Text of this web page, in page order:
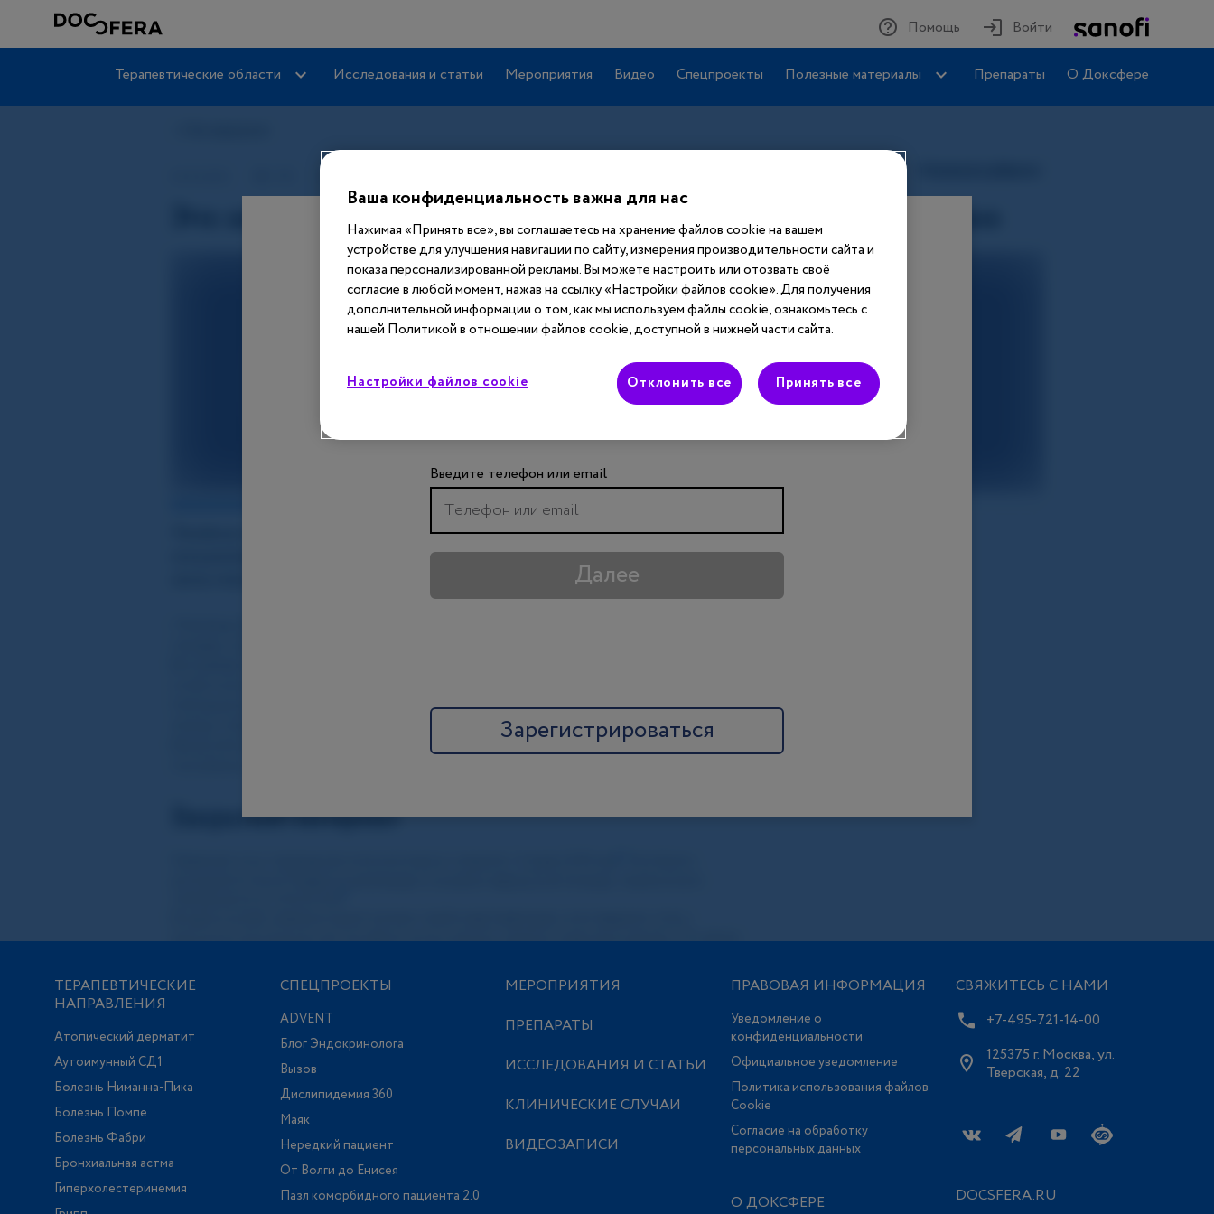
Помощь Войти
Терапевтические области Исследования и статьи Мероприятия Видео Спецпроекты Полезные материалы Препараты О Доксфере
Вход
Этот материал доступен только после
авторизации. Войдите или зарегистрируйтесь,
чтобы получить доступ ко всем материалам
сайта
Введите телефон или email
Далее
Зарегистрироваться
ТЕРАПЕВТИЧЕСКИЕ
НАПРАВЛЕНИЯ
Атопический дерматит
Аутоимунный СД1
Болезнь Ниманна-Пика
Болезнь Помпе
Болезнь Фабри
Бронхиальная астма
Гиперхолестеринемия
СПЕЦПРОЕКТЫ
ADVENT
Блог Эндокринолога
Вызов
Дислипидемия 360
Маяк
Нередкий пациент
От Волги до Енисея
Пазл коморбидного пациента 2.0
МЕРОПРИЯТИЯ
ПРЕПАРАТЫ
ИССЛЕДОВАНИЯ И СТАТЬИ
КЛИНИЧЕСКИЕ СЛУЧАИ
ВИДЕОЗАПИСИ
ПРАВОВАЯ ИНФОРМАЦИЯ
Уведомление о
конфиденциальности
Официальное уведомление
Политика использования файлов
Сookie
Согласие на обработку
персональных данных
О ДОКСФЕРЕ
СВЯЖИТЕСЬ С НАМИ
+7-495-721-14-00
125375 г. Москва, ул.
Тверская, д. 22
DOCSFERA.RU
Ваша конфиденциальность важна для нас
Нажимая «Принять все», вы соглашаетесь на хранение файлов cookie на вашем
устройстве для улучшения навигации по сайту, измерения производительности сайта и
показа персонализированной рекламы. Вы можете настроить или отозвать своё
согласие в любой момент, нажав на ссылку «Настройки файлов cookie». Для получения
дополнительной информации о том, как мы используем файлы cookie, ознакомьтесь с
нашей Политикой в отношении файлов cookie, доступной в нижней части сайта.
Настройки файлов cookie Отклонить все Принять все